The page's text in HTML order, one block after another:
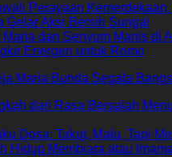
Perayaan
Gelar Aksi Bersih Sungai
Maria dan Senyum Manis di
Energen untuk Romo
Maria Bunda Segala
dari Rasa Bersalah
Dosa: Takut, Malu, Tapi
Hidup Membiara atau